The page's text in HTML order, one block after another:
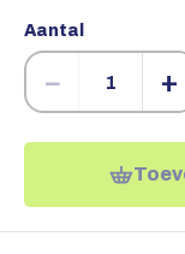
Aantal
− +